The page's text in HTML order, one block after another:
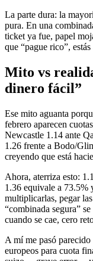
La parte dura: la
pura. En una
ticket ya fue, papel
que “pague rico”,
Mito vs
dinero fácil”
Ese mito aguanta
febrero aparecen
Newcastle 1.14 ante
1.26 frente a Bodo/
creyendo que está
Ahora, aterriza esto:
1.36 equivale a 73.5%
multiplicarlas, pegar
“combinada segura”
cuando se cae, cero
A mí me pasó
europeos para cuota